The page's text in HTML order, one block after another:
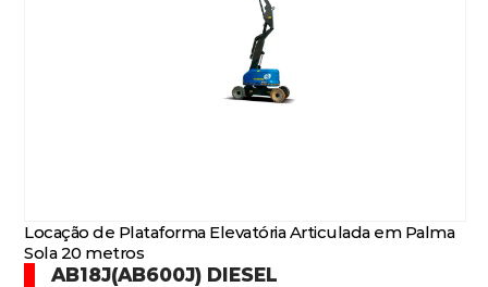
Locação de Plataforma Elevatória Articulada em Palma
Sola 20 metros
AB18J(AB600J) DIESEL